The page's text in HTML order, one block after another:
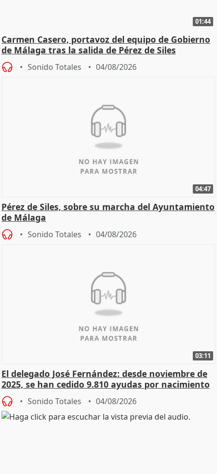
01:44
Carmen Casero, portavoz del equipo de Gobierno
de Málaga tras la salida de Pérez de Siles
Sonido Totales 04/08/2026
04:47
Pérez de Siles, sobre su marcha del Ayuntamiento
de Málaga
Sonido Totales 04/08/2026
03:11
El delegado José Fernández: desde noviembre de
2025, se han cedido 9.810 ayudas por nacimiento
Sonido Totales 04/08/2026